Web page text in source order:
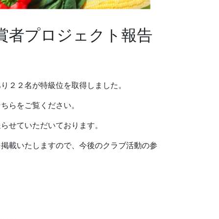
者プロジェクト報告
２２名が特級位を取得しました。
らをご覧ください。
せていただいております。
載いたしますので、今後のクラブ活動の参